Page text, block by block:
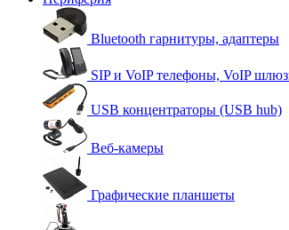
Bluetooth гарнитуры, адаптеры
SIP и VoIP телефоны, VoIP
USB концентраторы (USB hub)
Веб-камеры
Графические планшеты